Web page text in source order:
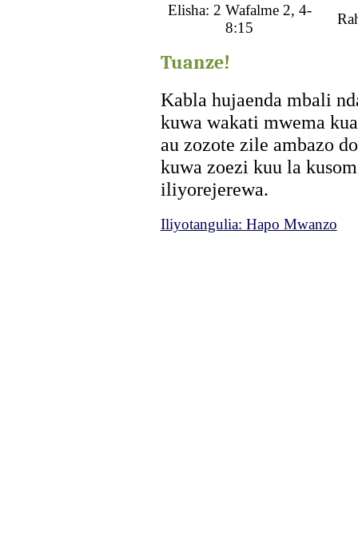
Elisha: 2 Wafalme 2, 4-
8:15
Tuanze!
Kabla hujaenda mbali
kuwa wakati mwema
au zozote zile ambazo
kuwa zoezi kuu la
iliyorejerewa.
Iliyotangulia: Hapo Mwanzo